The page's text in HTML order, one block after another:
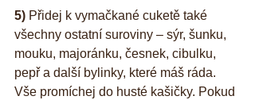
5) Přidej k vymačkané cuketě také
všechny ostatní suroviny – sýr, šunku,
mouku, majoránku, česnek, cibulku,
pepř a další bylinky, které máš ráda.
Vše promíchej do husté kašičky. Pokud